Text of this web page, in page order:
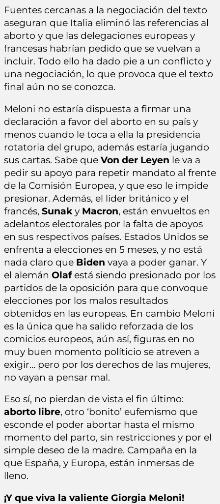
Fuentes cercanas a la negociación del texto
aseguran que Italia eliminó las referencias al
aborto y que las delegaciones europeas y
francesas habrían pedido que se vuelvan a
incluir. Todo ello ha dado pie a un conflicto y
una negociación, lo que provoca que el texto
final aún no se conozca.
Meloni no estaría dispuesta a firmar una
declaración a favor del aborto en su país y
menos cuando le toca a ella la presidencia
rotatoria del grupo, además estaría jugando
sus cartas. Sabe que Von der Leyen le va a
pedir su apoyo para repetir mandato al frente
de la Comisión Europea, y que eso le impide
presionar. Además, el líder británico y el
francés, Sunak y Macron, están envueltos en
adelantos electorales por la falta de apoyos
en sus respectivos países. Estados Unidos se
enfrenta a elecciones en 5 meses, y no está
nada claro que Biden vaya a poder ganar. Y
el alemán Olaf está siendo presionado por los
partidos de la oposición para que convoque
elecciones por los malos resultados
obtenidos en las europeas. En cambio Meloni
es la única que ha salido reforzada de los
comicios europeos, aún así, figuras en no
muy buen momento políticio se atreven a
exigir… pero por los derechos de las mujeres,
no vayan a pensar mal.
Eso sí, no pierdan de vista el fin último:
aborto libre, otro ‘bonito’ eufemismo que
esconde el poder abortar hasta el mismo
momento del parto, sin restricciones y por el
simple deseo de la madre. Campaña en la
que España, y Europa, están inmersas de
lleno.
¡Y que viva la valiente Giorgia Meloni!